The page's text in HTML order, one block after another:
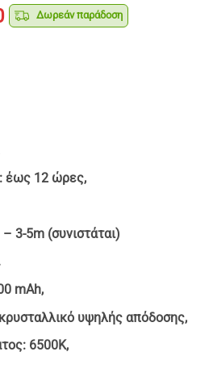
Η
τρέχουσα
Δωρεάν παράδοση
έως 12 ώρες,
3-5m (συνιστάται)
mAh,
υψηλής απόδοσης,
6500K,